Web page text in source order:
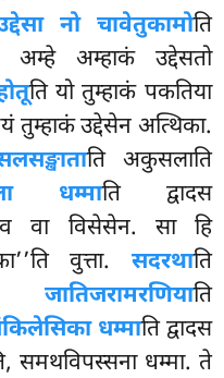
नो चावेतुकामोति
अम्हे अम्हाकं उद्देसतो
ति यो तुम्हाकं पकतिया
तुम्हाकं उद्देसेन अत्थिका.
ति अकुसलाति
धम्माति द्वादस
वा विसेसेन. सा हि
वुत्ता. सदरथाति
जातिजरामरणियाति
धम्माति द्वादस
समथविपस्सना धम्मा. ते